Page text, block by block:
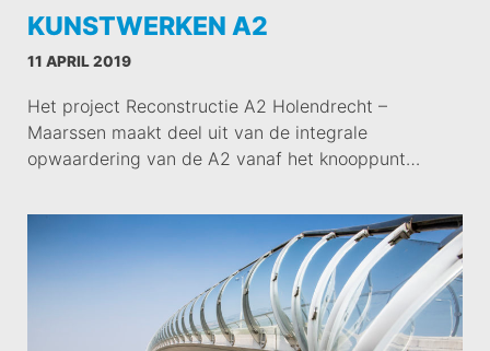
KUNSTWERKEN A2
11 APRIL 2019
Het project Reconstructie A2 Holendrecht –
Maarssen maakt deel uit van de integrale
opwaardering van de A2 vanaf het knooppunt…